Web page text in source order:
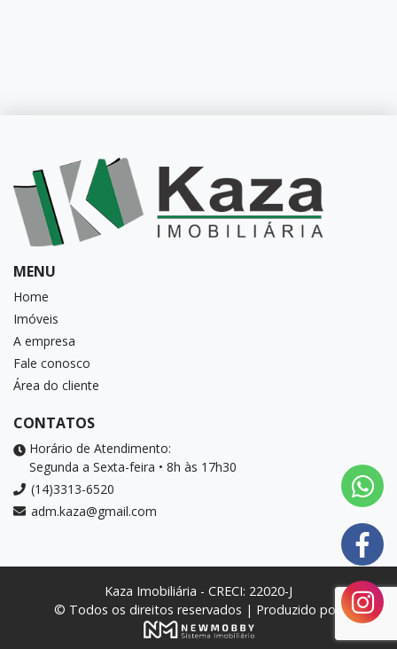
MENU
Home
Imóveis
A empresa
Fale conosco
Área do cliente
CONTATOS
Horário de Atendimento:
Segunda a Sexta-feira • 8h às 17h30
(14)3313-6520
adm.kaza@gmail.com
Kaza Imobiliária - CRECI: 22020-J
© Todos os direitos reservados | Produzido por: